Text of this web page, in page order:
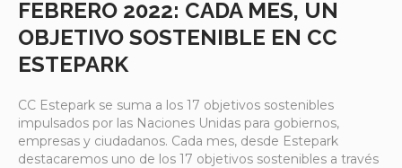
FEBRERO 2022: CADA MES, UN
OBJETIVO SOSTENIBLE EN CC
ESTEPARK
CC Estepark se suma a los 17 objetivos sostenibles
impulsados por las Naciones Unidas para gobiernos,
empresas y ciudadanos. Cada mes, desde Estepark
destacaremos uno de los 17 objetivos sostenibles a través